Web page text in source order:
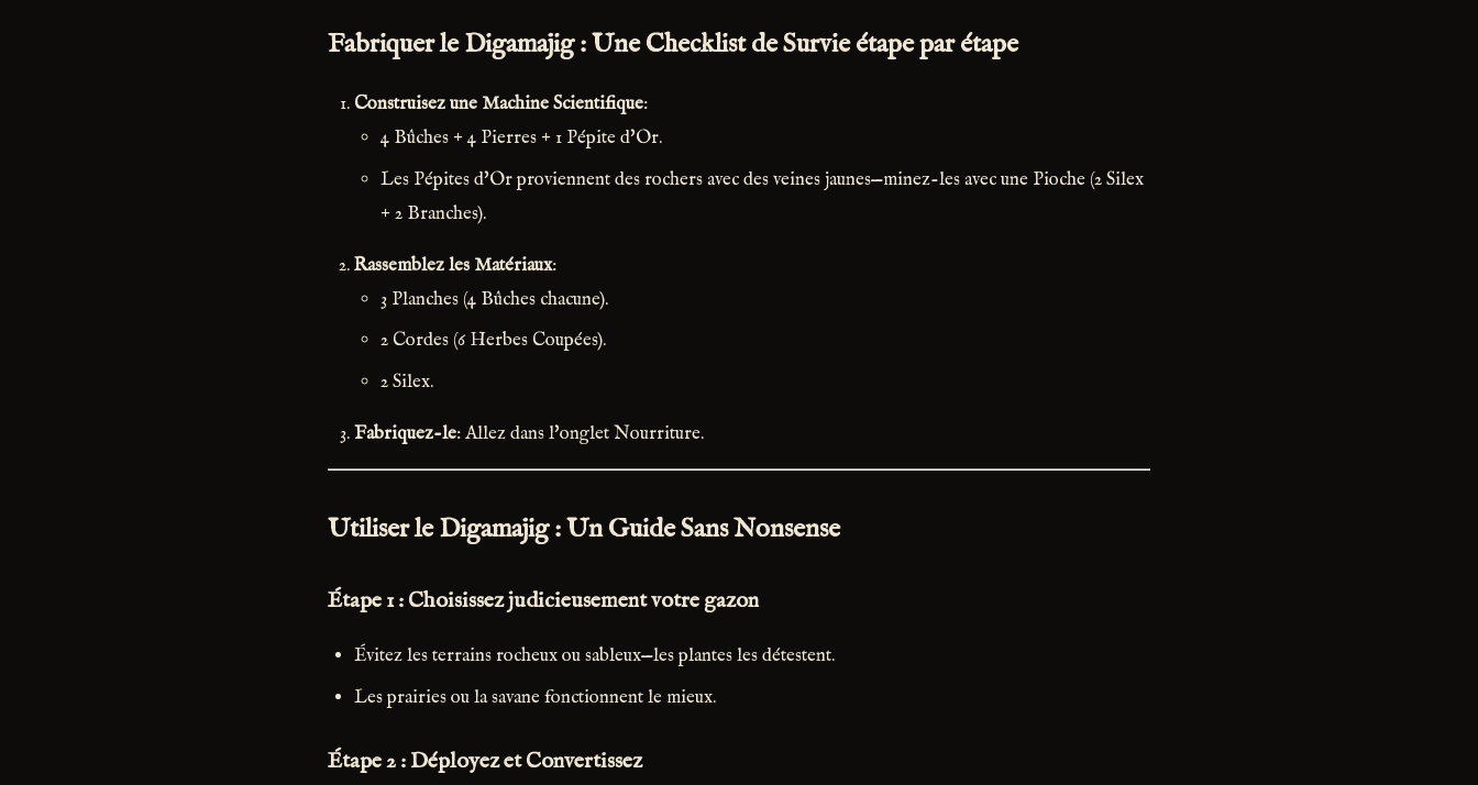
Fabriquer le Digamajig : Une Checklist de Survie étape par étape
Construisez une Machine Scientifique:
4 Bûches + 4 Pierres + 1 Pépite d'Or.
Les Pépites d'Or proviennent des rochers avec des veines jaunes—minez-les avec une Pioche (2 Silex
+ 2 Branches).
Rassemblez les Matériaux:
3 Planches (4 Bûches chacune).
2 Cordes (6 Herbes Coupées).
2 Silex.
Fabriquez-le: Allez dans l'onglet Nourriture.
Utiliser le Digamajig : Un Guide Sans Nonsense
Étape 1 : Choisissez judicieusement votre gazon
Évitez les terrains rocheux ou sableux—les plantes les détestent.
Les prairies ou la savane fonctionnent le mieux.
Étape 2 : Déployez et Convertissez